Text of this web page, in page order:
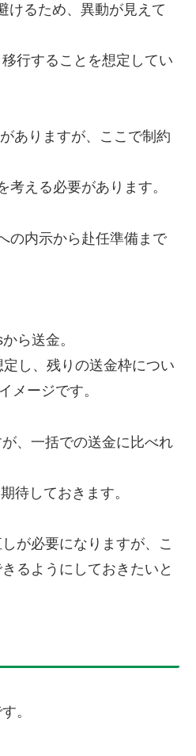
けるため、異動が見えて
行することを想定してい
ありますが、ここで制約
える必要があります。
の内示から赴任準備まで
ら送金。
し、残りの送金枠につい
メージです。
、一括での送金に比べれ
待しておきます。
が必要になりますが、こ
るようにしておきたいと
。